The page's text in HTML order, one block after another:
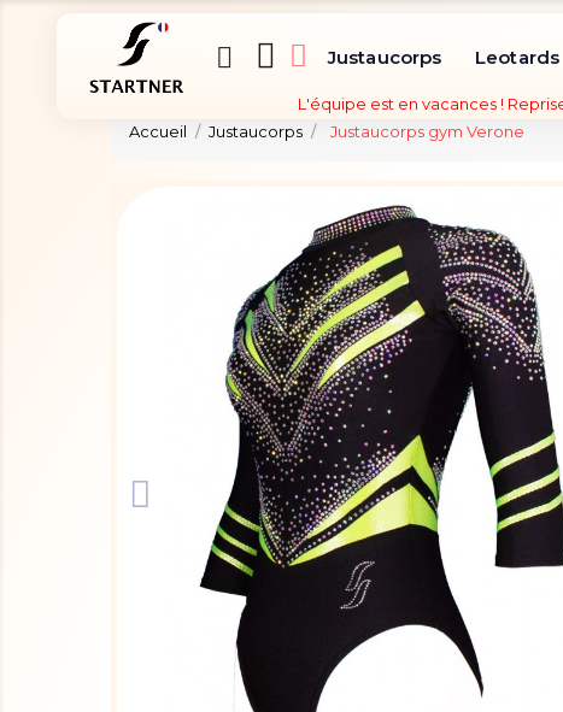
Justaucorps Leotards
L'équipe est en vacances !
Accueil
Justaucorps Justaucorps gym Verone